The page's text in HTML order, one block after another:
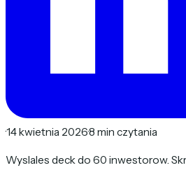
·14 kwietnia 2026·8 min czytania
Wyslales deck do 60 inwestorow.